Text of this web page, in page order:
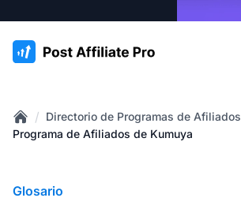
:site.title
Home
/ Directorio de Programas de Afiliados
Programa de Afiliados de Kumuya
Glosario